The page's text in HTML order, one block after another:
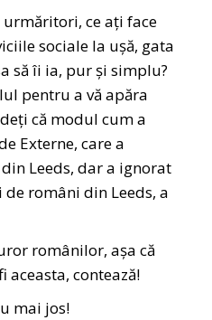
ce ați face
sociale la ușă, gata
să îi ia, pur și simplu?
pentru a vă apăra
că modul cum a
Externe, care a
Leeds, dar a ignorat
români din Leeds, a
românilor, așa că
aceasta, contează!
mai jos!